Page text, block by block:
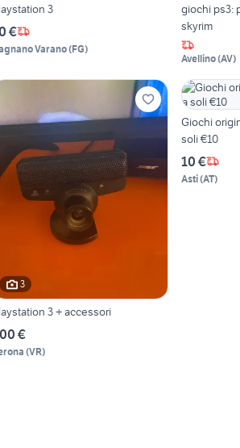
3
€
Varano(FG)
giochi ps3:
skyrim
Avellino(AV)
3
3 + accessori
€
(VR)
Giochi
soli €10
10 €
Asti(AT)